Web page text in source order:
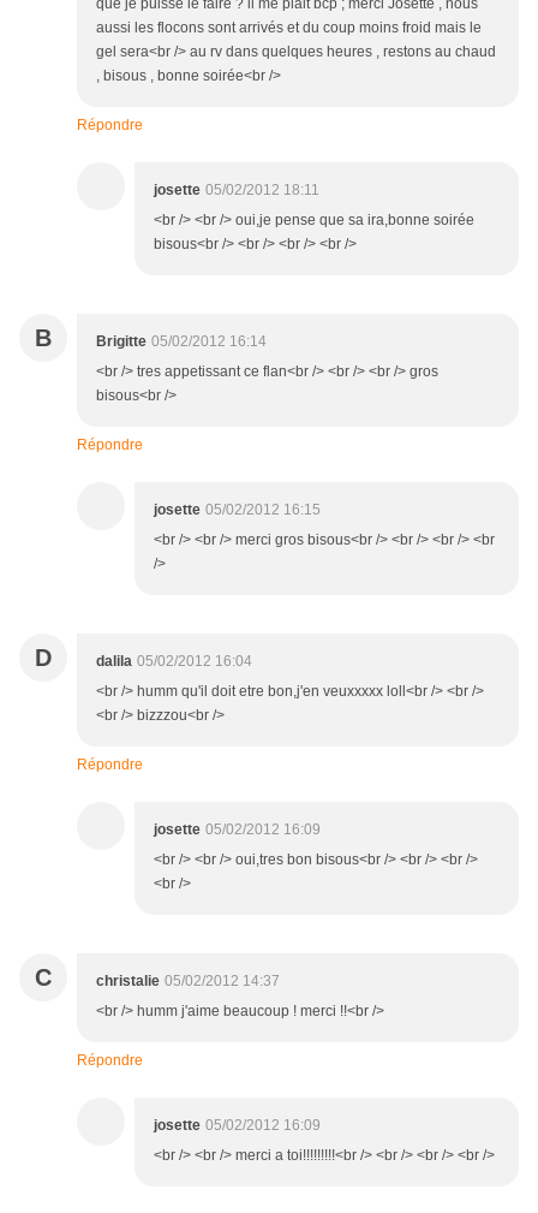
que je puisse le faire ? il me plait bcp ; merci Josette , nous
aussi les flocons sont arrivés et du coup moins froid mais le
gel sera<br /> au rv dans quelques heures , restons au chaud
, bisous , bonne soirée<br />
Répondre
josette 05/02/2012 18:11
<br /> <br /> oui,je pense que sa ira,bonne soirée
bisous<br /> <br /> <br /> <br />
B Brigitte 05/02/2012 16:14
<br /> tres appetissant ce flan<br /> <br /> <br /> gros
bisous<br />
Répondre
josette 05/02/2012 16:15
<br /> <br /> merci gros bisous<br /> <br /> <br /> <br
/>
D dalila 05/02/2012 16:04
<br /> humm qu'il doit etre bon,j'en veuxxxxx loll<br /> <br />
<br /> bizzzou<br />
Répondre
josette 05/02/2012 16:09
<br /> <br /> oui,tres bon bisous<br /> <br /> <br />
<br />
C christalie 05/02/2012 14:37
<br /> humm j'aime beaucoup ! merci !!<br />
Répondre
josette 05/02/2012 16:09
<br /> <br /> merci a toi!!!!!!!!!<br /> <br /> <br /> <br />